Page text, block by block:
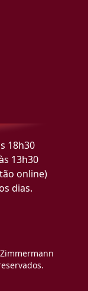
18h30
13h30
online)
dias.